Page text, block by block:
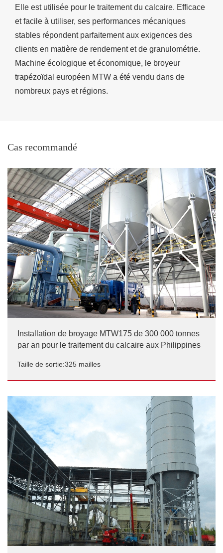
Elle est utilisée pour le traitement du calcaire. Efficace
et facile à utiliser, ses performances mécaniques
stables répondent parfaitement aux exigences des
clients en matière de rendement et de granulométrie.
Machine écologique et économique, le broyeur
trapézoïdal européen MTW a été vendu dans de
nombreux pays et régions.
Cas recommandé
Installation de broyage MTW175 de 300 000 tonnes
par an pour le traitement du calcaire aux Philippines
Taille de sortie:325 mailles
Installation de broyage MTW175 de 300 000 tonnes
par an pour le traitement du calcaire aux Philippines
Taille de sortie:325 mailles